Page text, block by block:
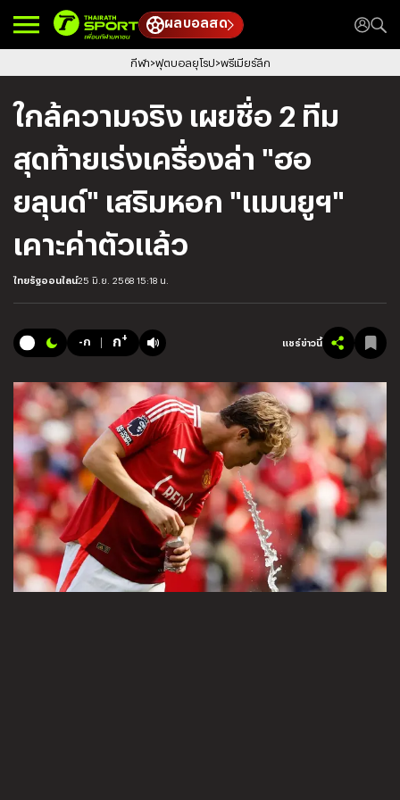
ผลบอลสด
กีฬา ฟุตบอลยุโรป พรีเมียร์ลีก
ใกล้ความจริง เผยชื่อ 2 ทีม
สุดท้ายเร่งเครื่องล่า "ฮอ
ยลุนด์" เสริมหอก "แมนยูฯ"
เคาะค่าตัวแล้ว
ไทยรัฐออนไลน์25 มิ.ย. 2568 15:18 น.
-ก ก+ แชร์ข่าวนี้